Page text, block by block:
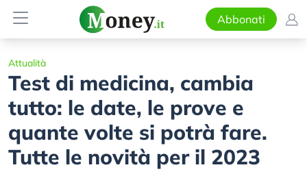
Abbonati
Attualità
Test di medicina, cambia
tutto: le date, le prove e
quante volte si potrà fare.
Tutte le novità per il 2023